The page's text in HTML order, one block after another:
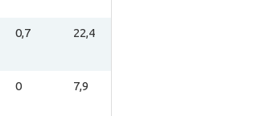
0,7 22,4
0 7,9